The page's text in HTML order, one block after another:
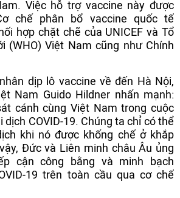
Việc hỗ trợ vaccine này được
chế phân bổ vaccine quốc tế
hợp chặt chẽ của UNICEF và Tổ
(WHO) Việt Nam cũng như Chính
dịp lô vaccine về đến Hà Nội,
Nam Guido Hildner nhấn mạnh:
cánh cùng Việt Nam trong cuộc
dịch COVID-19. Chúng ta chỉ có thể
khi nó được khống chế ở khắp
Đức và Liên minh châu Âu ủng
cận công bằng và minh bạch
19 trên toàn cầu qua cơ chế